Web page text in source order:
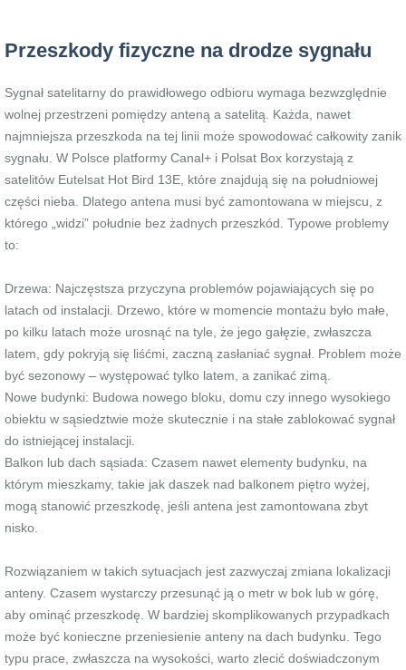
Przeszkody fizyczne na drodze sygnału
Sygnał satelitarny do prawidłowego odbioru wymaga bezwzględnie
wolnej przestrzeni pomiędzy anteną a satelitą. Każda, nawet
najmniejsza przeszkoda na tej linii może spowodować całkowity zanik
sygnału. W Polsce platformy Canal+ i Polsat Box korzystają z
satelitów Eutelsat Hot Bird 13E, które znajdują się na południowej
części nieba. Dlatego antena musi być zamontowana w miejscu, z
którego „widzi” południe bez żadnych przeszkód. Typowe problemy
to:
Drzewa: Najczęstsza przyczyna problemów pojawiających się po
latach od instalacji. Drzewo, które w momencie montażu było małe,
po kilku latach może urosnąć na tyle, że jego gałęzie, zwłaszcza
latem, gdy pokryją się liśćmi, zaczną zasłaniać sygnał. Problem może
być sezonowy – występować tylko latem, a zanikać zimą.
Nowe budynki: Budowa nowego bloku, domu czy innego wysokiego
obiektu w sąsiedztwie może skutecznie i na stałe zablokować sygnał
do istniejącej instalacji.
Balkon lub dach sąsiada: Czasem nawet elementy budynku, na
którym mieszkamy, takie jak daszek nad balkonem piętro wyżej,
mogą stanowić przeszkodę, jeśli antena jest zamontowana zbyt
nisko.
Rozwiązaniem w takich sytuacjach jest zazwyczaj zmiana lokalizacji
anteny. Czasem wystarczy przesunąć ją o metr w bok lub w górę,
aby ominąć przeszkodę. W bardziej skomplikowanych przypadkach
może być konieczne przeniesienie anteny na dach budynku. Tego
typu prace, zwłaszcza na wysokości, warto zlecić doświadczonym